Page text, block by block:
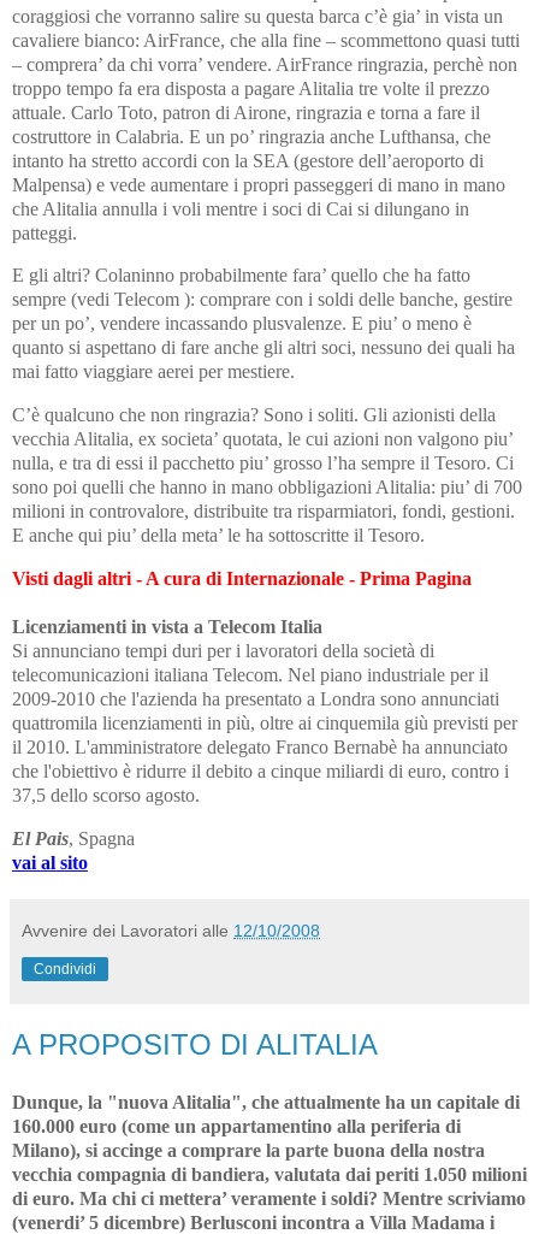
coraggiosi che vorranno salire su questa barca c’è gia’ in vista un
cavaliere bianco: AirFrance, che alla fine – scommettono quasi tutti
– comprera’ da chi vorra’ vendere. AirFrance ringrazia, perchè non
troppo tempo fa era disposta a pagare Alitalia tre volte il prezzo
attuale. Carlo Toto, patron di Airone, ringrazia e torna a fare il
costruttore in Calabria. E un po’ ringrazia anche Lufthansa, che
intanto ha stretto accordi con la SEA (gestore dell’aeroporto di
Malpensa) e vede aumentare i propri passeggeri di mano in mano
che Alitalia annulla i voli mentre i soci di Cai si dilungano in
patteggi.
E gli altri? Colaninno probabilmente fara’ quello che ha fatto
sempre (vedi Telecom ): comprare con i soldi delle banche, gestire
per un po’, vendere incassando plusvalenze. E piu’ o meno è
quanto si aspettano di fare anche gli altri soci, nessuno dei quali ha
mai fatto viaggiare aerei per mestiere.
C’è qualcuno che non ringrazia? Sono i soliti. Gli azionisti della
vecchia Alitalia, ex societa’ quotata, le cui azioni non valgono piu’
nulla, e tra di essi il pacchetto piu’ grosso l’ha sempre il Tesoro. Ci
sono poi quelli che hanno in mano obbligazioni Alitalia: piu’ di 700
milioni in controvalore, distribuite tra risparmiatori, fondi, gestioni.
E anche qui piu’ della meta’ le ha sottoscritte il Tesoro.
Visti dagli altri - A cura di Internazionale - Prima Pagina
Licenziamenti in vista a Telecom Italia
Si annunciano tempi duri per i lavoratori della società di
telecomunicazioni italiana Telecom. Nel piano industriale per il
2009-2010 che l'azienda ha presentato a Londra sono annunciati
quattromila licenziamenti in più, oltre ai cinquemila giù previsti per
il 2010. L'amministratore delegato Franco Bernabè ha annunciato
che l'obiettivo è ridurre il debito a cinque miliardi di euro, contro i
37,5 dello scorso agosto.
El Pais, Spagna
vai al sito
Avvenire dei Lavoratori alle 12/10/2008
Condividi
A PROPOSITO DI ALITALIA
Dunque, la "nuova Alitalia", che attualmente ha un capitale di
160.000 euro (come un appartamentino alla periferia di
Milano), si accinge a comprare la parte buona della nostra
vecchia compagnia di bandiera, valutata dai periti 1.050 milioni
di euro. Ma chi ci mettera’ veramente i soldi? Mentre scriviamo
(venerdi’ 5 dicembre) Berlusconi incontra a Villa Madama i